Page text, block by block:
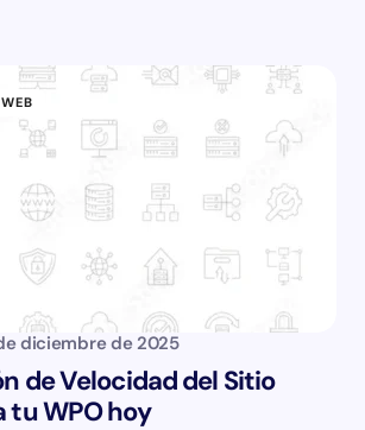
diciembre de 2025
de Velocidad del Sitio
tu WPO hoy